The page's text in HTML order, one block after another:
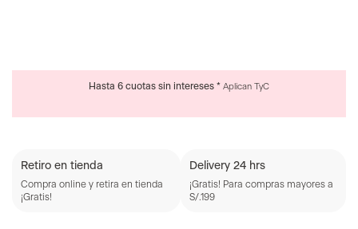
Hasta 6 cuotas sin intereses * Aplican TyC
Retiro en tienda
Compra online y retira en tienda
¡Gratis!
Delivery 24 hrs
¡Gratis! Para compras mayores a
S/.199